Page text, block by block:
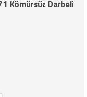
Kömürsüz Darbeli